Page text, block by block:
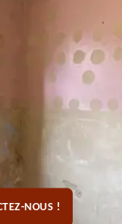
NOUS !